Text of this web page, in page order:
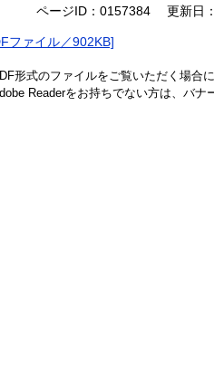
ページID：0157384 更新日
ファイル／902KB]
形式のファイルをご覧いただく場合
Readerをお持ちでない方は、バナ